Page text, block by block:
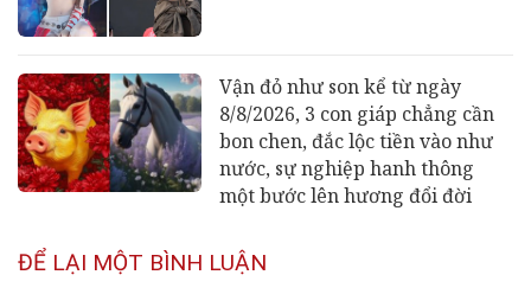
Vận đỏ như son kể từ ngày
8/8/2026, 3 con giáp chẳng cần
bon chen, đắc lộc tiền vào như
nước, sự nghiệp hanh thông
một bước lên hương đổi đời
ĐỂ LẠI MỘT BÌNH LUẬN